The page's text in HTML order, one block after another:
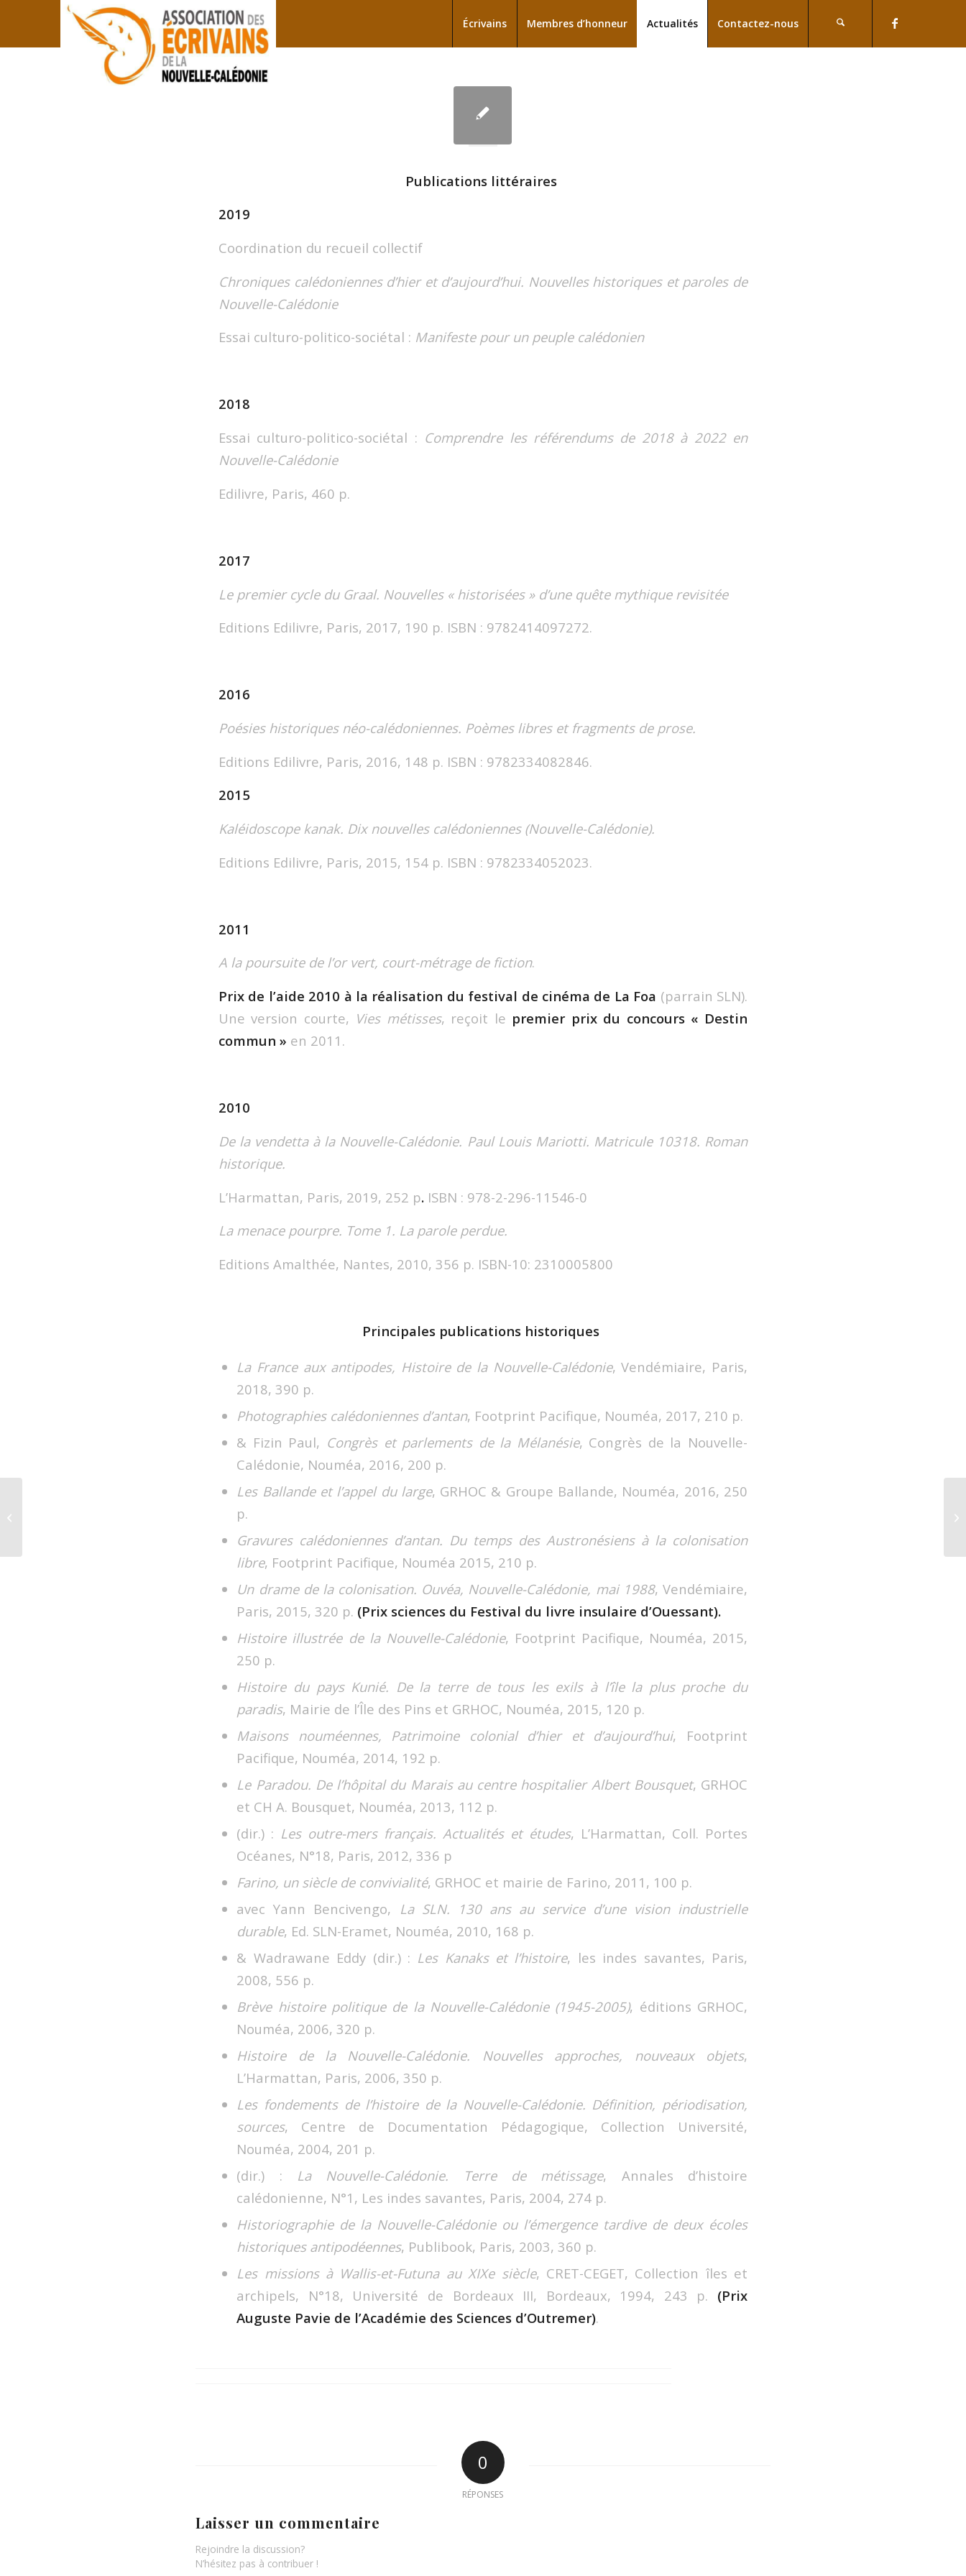
Écrivains Membres d’honneur Actualités Contactez-nous
Publications littéraires
2019
Coordination du recueil collectif
Chroniques calédoniennes d’hier et d’aujourd’hui. Nouvelles historiques et paroles de
Nouvelle-Calédonie
Essai culturo-politico-sociétal : Manifeste pour un peuple calédonien
2018
Essai culturo-politico-sociétal : Comprendre les référendums de 2018 à 2022 en
Nouvelle-Calédonie
Edilivre, Paris, 460 p.
2017
Le premier cycle du Graal. Nouvelles « historisées » d’une quête mythique revisitée
Editions Edilivre, Paris, 2017, 190 p. ISBN : 9782414097272.
2016
Poésies historiques néo-calédoniennes. Poèmes libres et fragments de prose.
Editions Edilivre, Paris, 2016, 148 p. ISBN : 9782334082846.
2015
Kaléidoscope kanak. Dix nouvelles calédoniennes (Nouvelle-Calédonie).
Editions Edilivre, Paris, 2015, 154 p. ISBN : 9782334052023.
2011
A la poursuite de l’or vert, court-métrage de fiction.
Prix de l’aide 2010 à la réalisation du festival de cinéma de La Foa (parrain SLN).
Une version courte, Vies métisses, reçoit le premier prix du concours « Destin
commun » en 2011.
2010
De la vendetta à la Nouvelle-Calédonie. Paul Louis Mariotti. Matricule 10318. Roman
historique.
L’Harmattan, Paris, 2019, 252 p. ISBN : 978-2-296-11546-0
La menace pourpre. Tome 1. La parole perdue.
Editions Amalthée, Nantes, 2010, 356 p. ISBN-10: 2310005800
Principales publications historiques
La France aux antipodes, Histoire de la Nouvelle-Calédonie, Vendémiaire, Paris,
2018, 390 p.
Photographies calédoniennes d’antan, Footprint Pacifique, Nouméa, 2017, 210 p.
& Fizin Paul, Congrès et parlements de la Mélanésie, Congrès de la Nouvelle-
Calédonie, Nouméa, 2016, 200 p.
Les Ballande et l’appel du large, GRHOC & Groupe Ballande, Nouméa, 2016, 250
p.
Gravures calédoniennes d’antan. Du temps des Austronésiens à la colonisation
libre, Footprint Pacifique, Nouméa 2015, 210 p.
Un drame de la colonisation. Ouvéa, Nouvelle-Calédonie, mai 1988, Vendémiaire,
Paris, 2015, 320 p. (Prix sciences du Festival du livre insulaire d’Ouessant).
Histoire illustrée de la Nouvelle-Calédonie, Footprint Pacifique, Nouméa, 2015,
250 p.
Histoire du pays Kunié. De la terre de tous les exils à l’île la plus proche du
paradis, Mairie de l’Île des Pins et GRHOC, Nouméa, 2015, 120 p.
Maisons nouméennes, Patrimoine colonial d’hier et d’aujourd’hui, Footprint
Pacifique, Nouméa, 2014, 192 p.
Le Paradou. De l’hôpital du Marais au centre hospitalier Albert Bousquet, GRHOC
et CH A. Bousquet, Nouméa, 2013, 112 p.
(dir.) : Les outre-mers français. Actualités et études, L’Harmattan, Coll. Portes
Océanes, N°18, Paris, 2012, 336 p
Farino, un siècle de convivialité, GRHOC et mairie de Farino, 2011, 100 p.
avec Yann Bencivengo, La SLN. 130 ans au service d’une vision industrielle
durable, Ed. SLN-Eramet, Nouméa, 2010, 168 p.
& Wadrawane Eddy (dir.) : Les Kanaks et l’histoire, les indes savantes, Paris,
2008, 556 p.
Brève histoire politique de la Nouvelle-Calédonie (1945-2005), éditions GRHOC,
Nouméa, 2006, 320 p.
Histoire de la Nouvelle-Calédonie. Nouvelles approches, nouveaux objets,
L’Harmattan, Paris, 2006, 350 p.
Les fondements de l’histoire de la Nouvelle-Calédonie. Définition, périodisation,
sources, Centre de Documentation Pédagogique, Collection Université,
Nouméa, 2004, 201 p.
(dir.) : La Nouvelle-Calédonie. Terre de métissage, Annales d’histoire
calédonienne, N°1, Les indes savantes, Paris, 2004, 274 p.
Historiographie de la Nouvelle-Calédonie ou l’émergence tardive de deux écoles
historiques antipodéennes, Publibook, Paris, 2003, 360 p.
Les missions à Wallis-et-Futuna au XIXe siècle, CRET-CEGET, Collection îles et
archipels, N°18, Université de Bordeaux III, Bordeaux, 1994, 243 p. (Prix
Auguste Pavie de l’Académie des Sciences d’Outremer).
0
RÉPONSES
Laisser un commentaire
Rejoindre la discussion?
N’hésitez pas à contribuer !
A